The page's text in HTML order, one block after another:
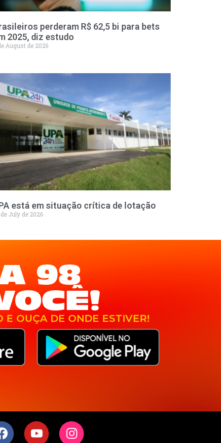
perderam R$ 62,5 bi para bets
2025, diz estudo
August de 2026
está em situação crítica de lotação
July de 2026
98
E OUÇA DE ONDE ESTIVER!